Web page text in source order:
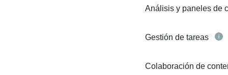
Análisis y paneles de
Gestión de tareas
Colaboración de